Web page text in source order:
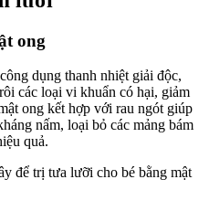
ong
dụng thanh nhiệt giải độc,
các loại vi khuẩn có hại, giảm
ong kết hợp với rau ngót giúp
nấm, loại bỏ các mảng bám
quả.
để trị tưa lưỡi cho bé bằng mật